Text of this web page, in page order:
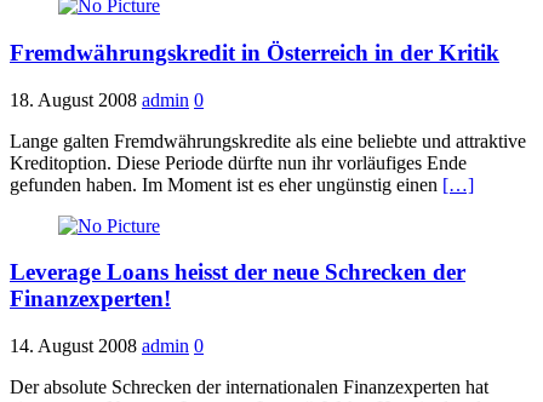
Fremdwährungskredit in Österreich in der Kritik
18. August 2008 admin 0
Lange galten Fremdwährungskredite als eine beliebte und attraktive
Kreditoption. Diese Periode dürfte nun ihr vorläufiges Ende
gefunden haben. Im Moment ist es eher ungünstig einen […]
Leverage Loans heisst der neue Schrecken der
Finanzexperten!
14. August 2008 admin 0
Der absolute Schrecken der internationalen Finanzexperten hat